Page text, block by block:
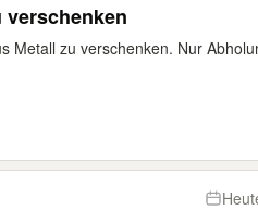
Metall zu verschenken. Nur